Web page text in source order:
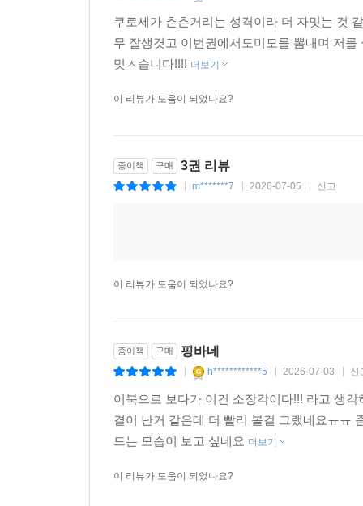
쿠로세가 츤츤거리는 성격이라 더 자밋는 것
무 잘생겻고 이번권에서도미모를 뽐내며 저
밋ㅅ습니다!!!! 더보기
이 리뷰가 도움이 되었나요?
종이책 구매 3권 리뷰
m*******7 2026-07-05 신고
이 리뷰가 도움이 되었나요?
종이책 구매 핑바네
h************5 2026-07-03 신
이북으로 보다가 이건 소장각이다!!! 라고 생
결이 난거 같은데 더 빨리 볼걸 그랬네요ㅠㅠ
드는 모습이 보고 싶네요 더보기
이 리뷰가 도움이 되었나요?